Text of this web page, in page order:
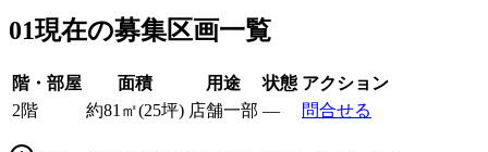
01現在の募集区画一覧
階・部屋 面積 用途 状態 アクション
2階
約81 ㎡(25坪) 店舗一部 — 問合せる